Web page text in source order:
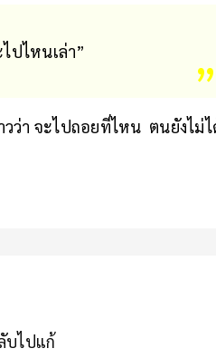
ปไหนเล่า”
ว่า จะไปถอยที่ไหน ตนยังไม่ไ
บไปแก้